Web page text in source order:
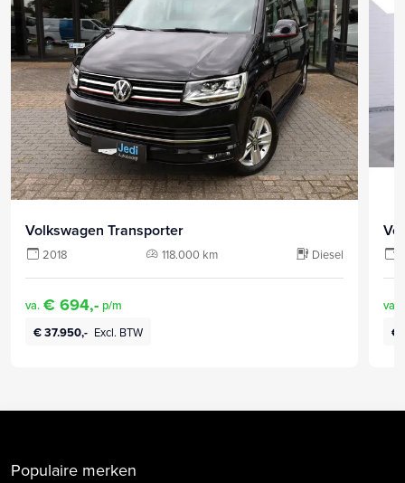
Volkswagen Transporter
2018 118.000 km Diesel
va. € 694,- p/m
€ 37.950,- Excl. BTW
va.
€
Populaire merken